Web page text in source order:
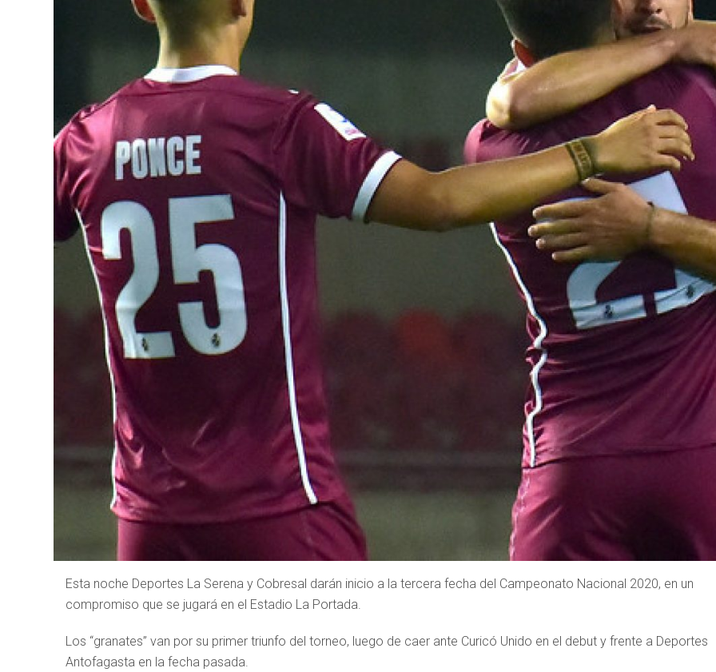
Esta noche Deportes La Serena y Cobresal darán inicio a la tercera fecha del Campeonato Nacional 2020, en un
compromiso que se jugará en el Estadio La Portada.
Los “granates” van por su primer triunfo del torneo, luego de caer ante Curicó Unido en el debut y frente a Deportes
Antofagasta en la fecha pasada.